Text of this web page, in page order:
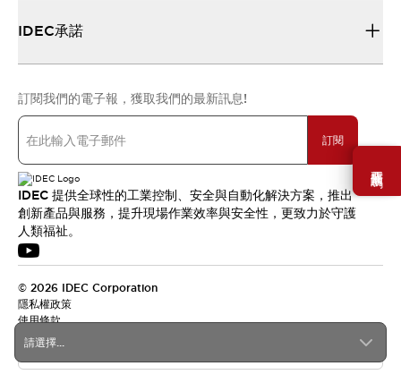
需要幫助嗎？
請選擇...
IDEC承諾
訂閱我們的電子報，獲取我們的最新訊息!
訂閱
IDEC 提供全球性的工業控制、安全與自動化解決方案，推出
創新產品與服務，提升現場作業效率與安全性，更致力於守護
人類福祉。
© 2026 IDEC Corporation
隱私權政策
使用條款
台灣